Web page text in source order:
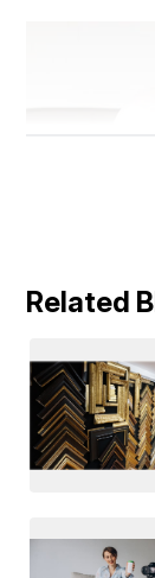
माता पिता किसी
कैसी भी क्यों ना
रखते है , घूमना ,
ले जाते है ।
ऐसे में जब बच्चे बड़े
के लिए कुछ करे ।
Related